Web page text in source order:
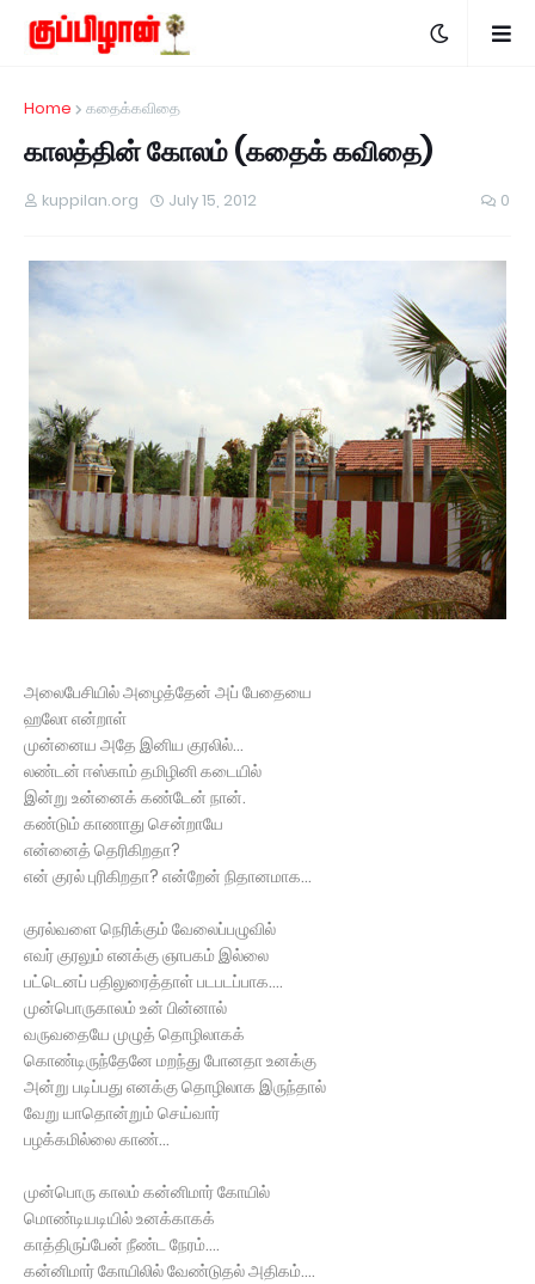
Home கதைக்கவிதை
காலத்தின் கோலம் (கதைக் கவிதை)
kuppilan.org July 15, 2012 0
அலைபேசியில் அழைத்தேன் அப் பேதையை
ஹலோ என்றாள்
முன்னைய அதே இனிய குரலில்...
லண்டன் ஈஸ்காம் தமிழினி கடையில்
இன்று உன்னைக் கண்டேன் நான்.
கண்டும் காணாது சென்றாயே
என்னைத் தெரிகிறதா?
என் குரல் புரிகிறதா? என்றேன் நிதானமாக...
குரல்வளை நெரிக்கும் வேலைப்பழுவில்
எவர் குரலும் எனக்கு ஞாபகம் இல்லை
பட்டெனப் பதிலுரைத்தாள் படபடப்பாக....
முன்பொருகாலம் உன் பின்னால்
வருவதையே முழுத் தொழிலாகக்
கொண்டிருந்தேனே மறந்து போனதா உனக்கு
அன்று படிப்பது எனக்கு தொழிலாக இருந்தால்
வேறு யாதொன்றும் செய்வார்
பழக்கமில்லை காண்…
முன்பொரு காலம் கன்னிமார் கோயில்
மொண்டியடியில் உனக்காகக்
காத்திருப்பேன் நீண்ட நேரம்….
கன்னிமார் கோயிலில் வேண்டுதல் அதிகம்....